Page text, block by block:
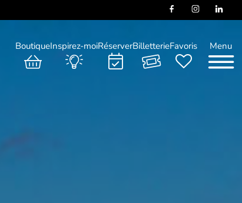
Menu
BoutiqueInspirez-moiRéserverBilletterieFavoris